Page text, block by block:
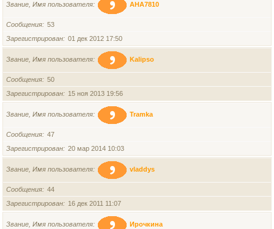
Звание, Имя пользователя AHA7810
Сообщения
53
Зарегистрирован
01 дек 2012 17:50
Звание, Имя пользователя Kalipso
Сообщения
50
Зарегистрирован
15 ноя 2013 19:56
Звание, Имя пользователя Tramka
Сообщения
47
Зарегистрирован
20 мар 2014 10:03
Звание, Имя пользователя vladdys
Сообщения
44
Зарегистрирован
16 дек 2011 11:07
Звание, Имя пользователя Ирочкина